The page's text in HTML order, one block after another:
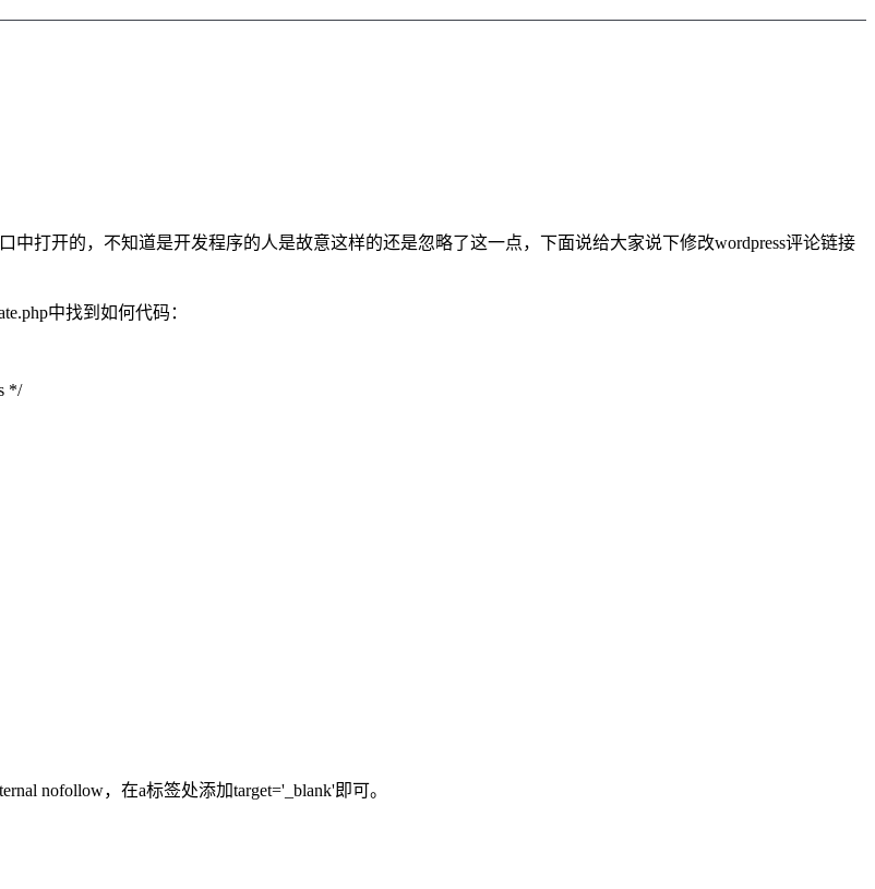
中打开的，不知道是开发程序的人是故意这样的还是忽略了这一点，下面说给大家说下修改wordpress评论链接
中找到如何代码：
*/
nofollow，在a标签处添加target='_blank'即可。